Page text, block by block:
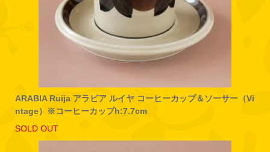
ARABIA Ruija アラビア ルイヤ コーヒーカップ＆ソーサー（Vi
ntage）※コーヒーカップh:7.7cm
SOLD OUT